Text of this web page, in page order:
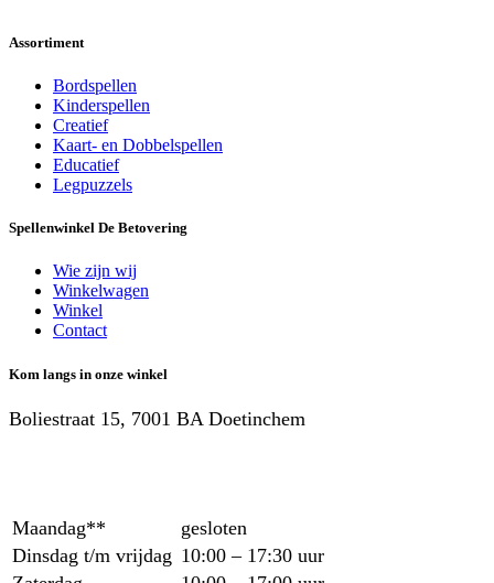
Assortiment
Bordspellen
Kinderspellen
Creatief
Kaart- en Dobbelspellen
Educatief
Legpuzzels
Spellenwinkel De Betover​ing
Wie zijn wij
Winkelwagen
Winkel
Contact
Kom langs in onze winkel
Boliestraat 15, 7001 BA Doetinchem
Maandag**
gesloten
Dinsdag t/m vrijdag 10:00 – 17:30 uur